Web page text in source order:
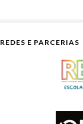
REDES E PARCERIAS